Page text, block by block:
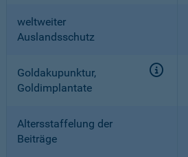
weltweiter
Auslandsschutz
Goldakupunktur,
Goldimplantate
Altersstaffelung der
Beiträge